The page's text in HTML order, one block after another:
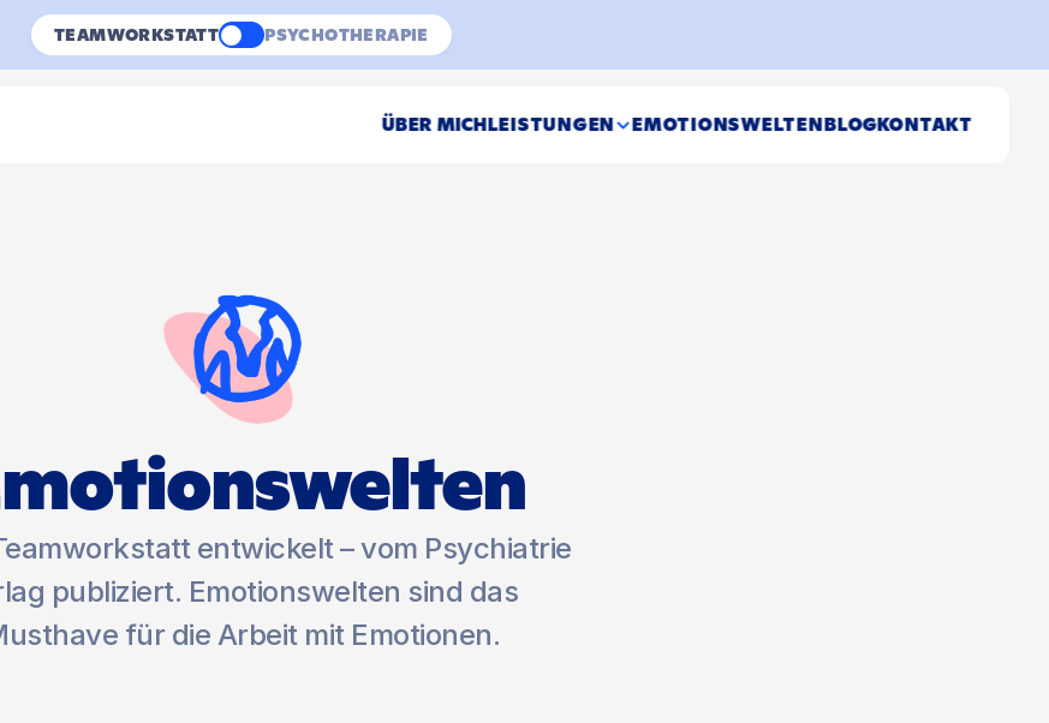
TEAMWORKSTATT PSYCHOTHERAPIE
entwickelt – vom Psychiatrie
publiziert. Emotionswelten sind das
für die Arbeit mit Emotionen.
ÜBER MICHLEISTUNGEN EMOTIONSWELTENBLOGKONTAKT